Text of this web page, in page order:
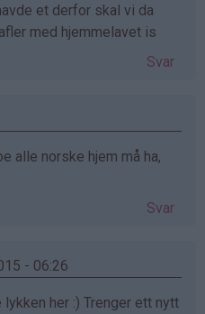
et derfor skal vi da
med hjemmelavet is
Svar
alle norske hjem må ha,
Svar
- 06:26
her :) Trenger ett nytt